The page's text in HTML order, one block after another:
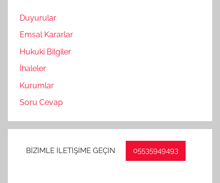
Duyurular
Emsal Kararlar
Hukuki Bilgiler
İhaleler
Kurumlar
Soru Cevap
BİZİMLE İLETİŞİME GEÇİN 05535949493